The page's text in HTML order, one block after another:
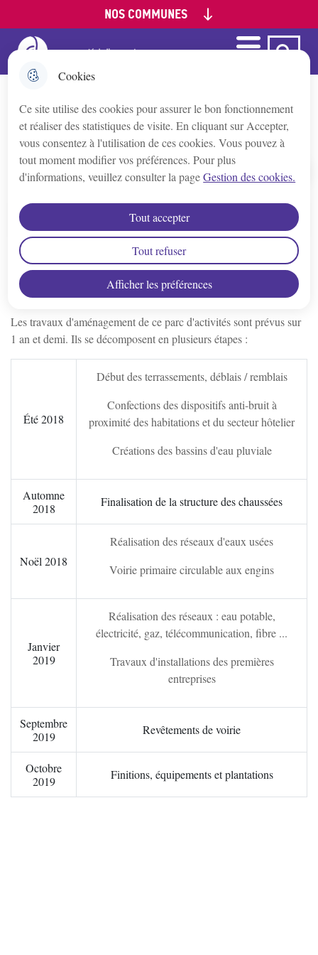
Cookies
Ce site utilise des cookies pour assurer le bon fonctionnement
et réaliser des statistiques de visite. En cliquant sur Accepter,
vous consentez à l'utilisation de ces cookies. Vous pouvez à
tout moment modifier vos préférences. Pour plus
d'informations, veuillez consulter la pageGestion des cookies.
Afficher les préférences
Tout accepter
Tout refuser
au
menu
Aller à la
Aller au
contenu
plan du site
NOS COMMUNES
Appoigny
Augy
Auxerre
Bleigny-le-Carreau
Champs/Yonne
Chevannes
Chitry-le-Fort
Escamps
Escolives-Ste-Camille
Gy-l'Évêque
Jussy
Lindry
Menu
Les travaux d'AuxR_Parc
Accueil
Visitez ICI le site dédié à AuxR_Parc
Planning des travaux du parc d'activités
Les travaux d'aménagement de ce parc d'activités sont prévus sur
1 an et demi. Ils se décomposent en plusieurs étapes :
Été 2018
Début des terrassements, déblais / remblais
Confections des dispositifs anti-bruit à
proximité des habitations et du secteur hôtelier
Créations des bassins d'eau pluviale
Automne
2018
Finalisation de la structure des chaussées
Noël 2018
Réalisation des réseaux d'eaux usées
Voirie primaire circulable aux engins
Janvier
2019
Réalisation des réseaux : eau potable,
électricité, gaz, télécommunication, fibre ...
Travaux d'installations des premières
entreprises
Septembre
2019
Revêtements de voirie
Octobre
2019
Finitions, équipements et plantations